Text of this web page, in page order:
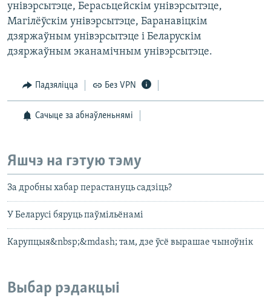
унівэрсытэце, Берасьцейскім унівэрсытэце,
Магілёўскім унівэрсытэце, Баранавіцкім
дзяржаўным унівэрсытэце і Беларускім
дзяржаўным эканамічным унівэрсытэце.
Падзяліцца Без VPN
Сачыце за абнаўленьнямі
Яшчэ на гэтую тэму
За дробны хабар перастануць садзіць?
У Беларусі бяруць паўмільёнамі
Карупцыя&nbsp;&mdash; там, дзе ўсё вырашае чыноўнік
Выбар рэдакцыі